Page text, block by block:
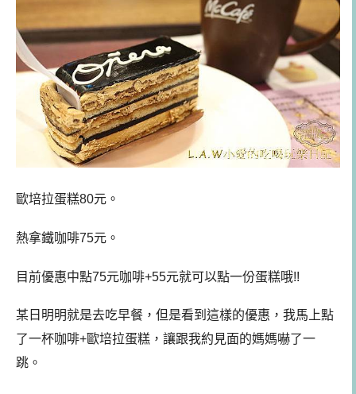
歐培拉蛋糕80元。
熱拿鐵咖啡75元。
目前優惠中點75元咖啡+55元就可以點一份蛋糕哦!!
某日明明就是去吃早餐，但是看到這樣的優惠，我馬上點
了一杯咖啡+歐培拉蛋糕，讓跟我約見面的媽媽嚇了一
跳。